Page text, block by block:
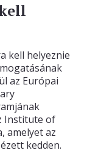
kell helyeznie
az Európai
Institute of
amelyet az
kedden.